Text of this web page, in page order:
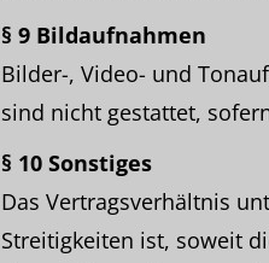
§ 9 Bildaufnahmen
Bilder-, Video- und
sind nicht gestattet,
§ 10 Sonstiges
Das Vertragsverhältnis
Streitigkeiten ist, soweit